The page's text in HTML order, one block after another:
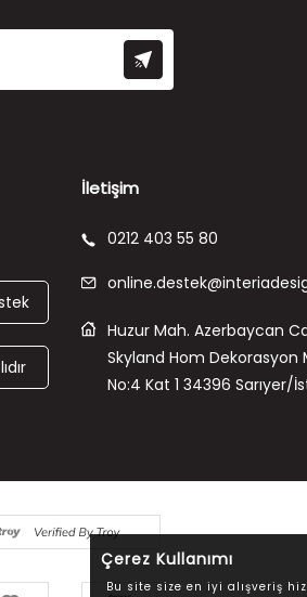
İletişim
0212 403 55 80
Huzur Mah. Azerbaycan
Skyland Hom Dekorasyon
No:4 Kat 1 34396 Sarıyer/
Çerez Kullanımı
Bu site size en iyi alışveriş